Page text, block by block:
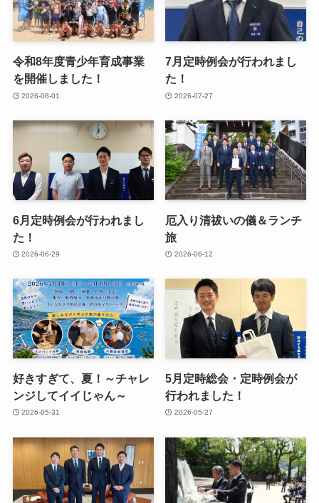
令和8年度青少年育成事業
を開催しました！
2026-08-01
7月定時例会が行われまし
た！
2026-07-27
6月定時例会が行われまし
た！
2026-06-29
厄入り清祓いの儀＆ランチ
旅
2026-06-12
好きすぎて、夏！～チャレ
ンジしてイイじゃん～
2026-05-31
5月定時総会・定時例会が
行われました！
2026-05-27